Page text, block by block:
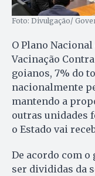
Foto: Divulgação/
O Plano
Vacinação
goianos, 7% do
nacionalmente
mantendo a
outras unidades
o Estado vai
De acordo com o
ser divididas da